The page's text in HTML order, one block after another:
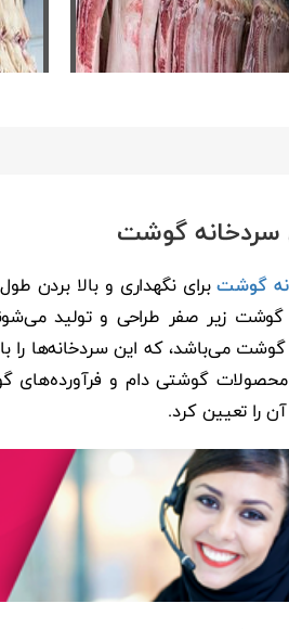
سردخانه گوشت
گوشتبرای نگهداری و بالا بردن
گوشت زیر صفر طراحی و تولید
می‌باشد، که این سردخانه‌ها
محصولات گوشتی دام و فرآورده‌های
را تعیین کرد.